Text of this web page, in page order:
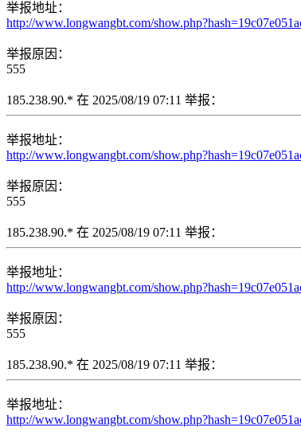
举报地址：
http://www.longwangbt.com/
举报原因：
555
185.238.90.* 在 2025/08/19 07:11 举报：
举报地址：
http://www.longwangbt.com/
举报原因：
555
185.238.90.* 在 2025/08/19 07:11 举报：
举报地址：
http://www.longwangbt.com/
举报原因：
555
185.238.90.* 在 2025/08/19 07:11 举报：
举报地址：
http://www.longwangbt.com/